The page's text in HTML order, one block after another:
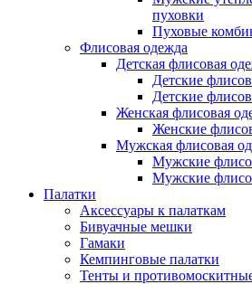
пуховки
Пуховые
Флисовая одежда
Детская флисовая
Детские
Детские
Женская флисовая
Женские
Мужская флисовая
Мужские
Мужские
Палатки
Аксессуары к палаткам
Бивуачные мешки
Гамаки
Кемпинговые палатки
Тенты и